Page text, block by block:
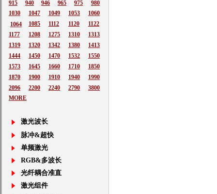
1064
单频激光
激光波长
脉冲&超快
RGB&多波长
激光组件
光纤耦合准直
980
975
965
946
940
915
1047
1030 1049
1053
1085
1060
1310
1444
1660
1380
1990
1940
1470
1710
3800
2790
1208
1645
1275
1342
1573
1550
1320
1319
1313
1413
1532
1850
1450
1870 1900
1910
2096
2240
1122
1177
1120
1112
2200
MORE